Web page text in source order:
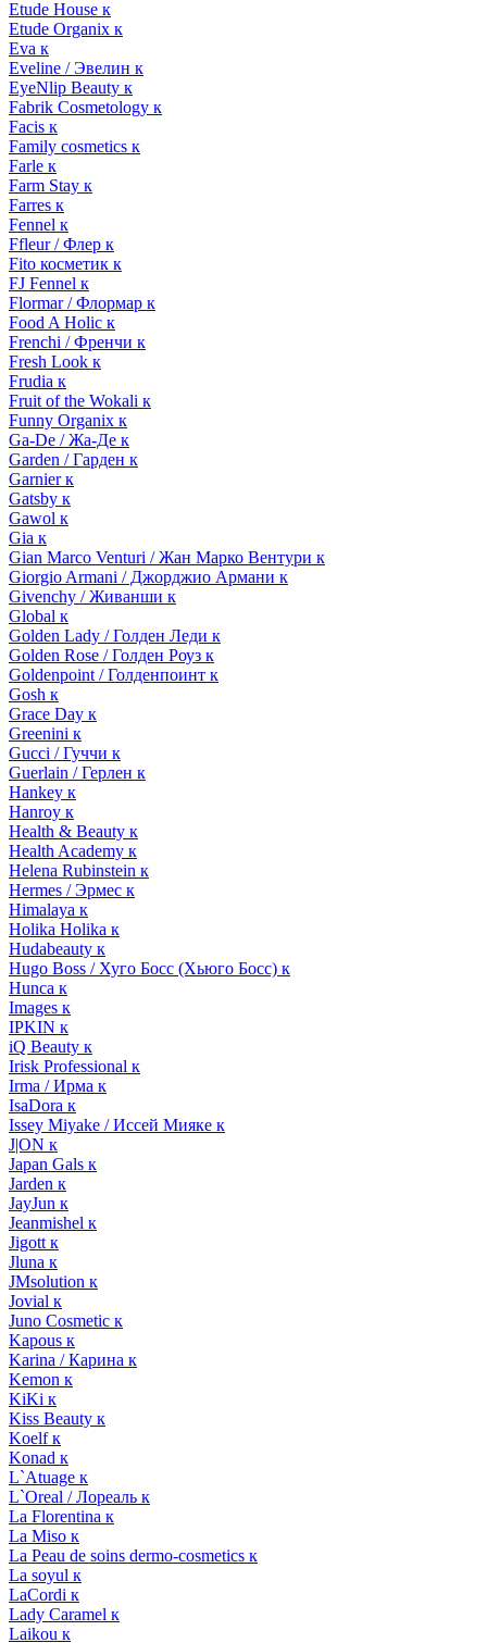
Etude House к
Etude Organix к
Eva к
Eveline / Эвелин к
EyeNlip Beauty к
Fabrik Cosmetology к
Facis к
Family cosmetics к
Farle к
Farm Stay к
Farres к
Fennel к
Ffleur / Флер к
Fito косметик к
FJ Fennel к
Flormar / Флормар к
Food A Holic к
Frenchi / Френчи к
Fresh Look к
Frudia к
Fruit of the Wokali к
Funny Organix к
Ga-De / Жа-Де к
Garden / Гарден к
Garnier к
Gatsby к
Gawol к
Gia к
Gian Marco Venturi / Жан Марко Вентури к
Giorgio Armani / Джорджио Армани к
Givenchy / Живанши к
Global к
Golden Lady / Голден Леди к
Golden Rose / Голден Роуз к
Goldenpoint / Голденпоинт к
Gosh к
Grace Day к
Greenini к
Gucci / Гуччи к
Guerlain / Герлен к
Hankey к
Hanroy к
Health & Beauty к
Health Academy к
Helena Rubinstein к
Hermes / Эрмес к
Himalaya к
Holika Holika к
Hudabeauty к
Hugo Boss / Хуго Босс (Хьюго Босс) к
Hunca к
Images к
IPKIN к
iQ Beauty к
Irisk Professional к
Irma / Ирма к
IsaDora к
Issey Miyake / Иссей Мияке к
J|ON к
Japan Gals к
Jarden к
JayJun к
Jeanmishel к
Jigott к
Jluna к
JMsolution к
Jovial к
Juno Cosmetic к
Kapous к
Karina / Карина к
Kemon к
KiKi к
Kiss Beauty к
Koelf к
Konad к
L`Atuage к
L`Oreal / Лореаль к
La Florentina к
La Miso к
La Peau de soins dermo-cosmetics к
La soyul к
LaCordi к
Lady Caramel к
Laikou к